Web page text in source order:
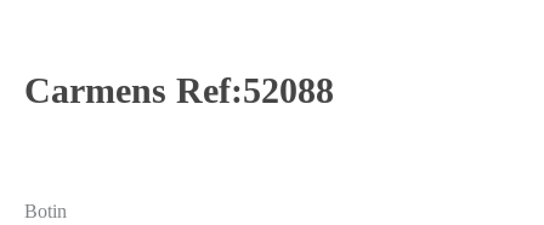
Carmens Ref:52088
Botin